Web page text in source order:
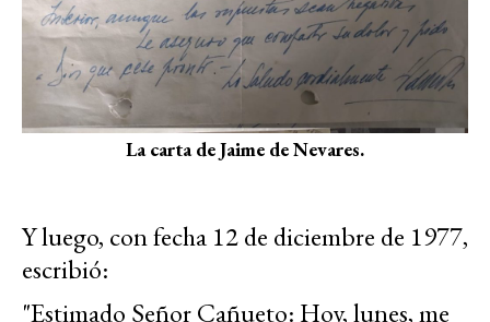
La carta de Jaime de Nevares.
Y luego, con fecha 12 de diciembre de 1977,
escribió:
"Estimado Señor Cañueto: Hoy, lunes, me